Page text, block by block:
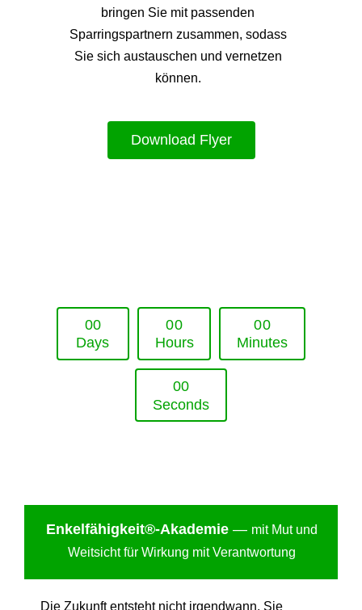
bringen Sie mit passenden
Sparringspartnern zusammen, sodass
Sie sich austauschen und vernetzen
können.
Download Flyer
00
Days
00
Hours
00
Minutes
00
Seconds
Enkelfähigkeit®-Akademie — mit Mut und
Weitsicht für Wirkung mit Verantwortung
Die Zukunft entsteht nicht irgendwann. Sie